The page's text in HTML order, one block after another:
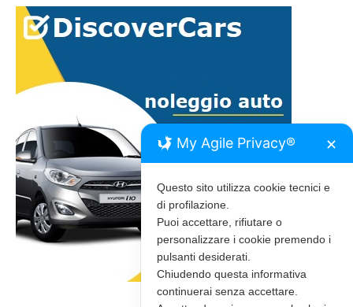
My Agile Privacy® ✕
Questo sito utilizza cookie tecnici e
di profilazione.
Puoi accettare, rifiutare o
personalizzare i cookie premendo i
pulsanti desiderati.
Chiudendo questa informativa
continuerai senza accettare.